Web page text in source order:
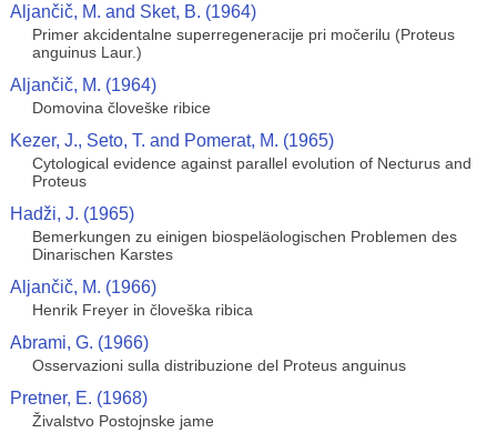
Aljančič, M. and Sket, B. (1964)
Primer akcidentalne superregeneracije pri močerilu (Proteus
anguinus Laur.)
Aljančič, M. (1964)
Domovina človeške ribice
Kezer, J., Seto, T. and Pomerat, M. (1965)
Cytological evidence against parallel evolution of Necturus and
Proteus
Hadži, J. (1965)
Bemerkungen zu einigen biospeläologischen Problemen des
Dinarischen Karstes
Aljančič, M. (1966)
Henrik Freyer in človeška ribica
Abrami, G. (1966)
Osservazioni sulla distribuzione del Proteus anguinus
Pretner, E. (1968)
Živalstvo Postojnske jame